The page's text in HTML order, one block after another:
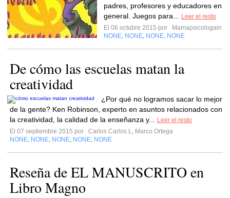
padres, profesores y educadores en
general. Juegos para...
Leer el resto
El 06 octubre 2015 por
Mamapsicologain
NONE NONE NONE NONE
De cómo las escuelas matan la
creatividad
¿Por qué no logramos sacar lo mejor
de la gente? Ken Robinson, experto en asuntos relacionados con
la creatividad, la calidad de la enseñanza y...
Leer el resto
El 07 septiembre 2015 por
Carlos Carlos L, Marco Ortega
NONE NONE NONE NONE NONE
Reseña de EL MANUSCRITO en
Libro Magno